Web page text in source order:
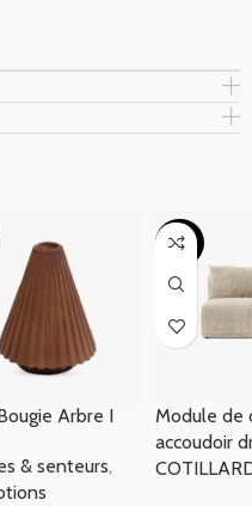
Arbre I
& senteurs,
-40%
Module de
accoudoir